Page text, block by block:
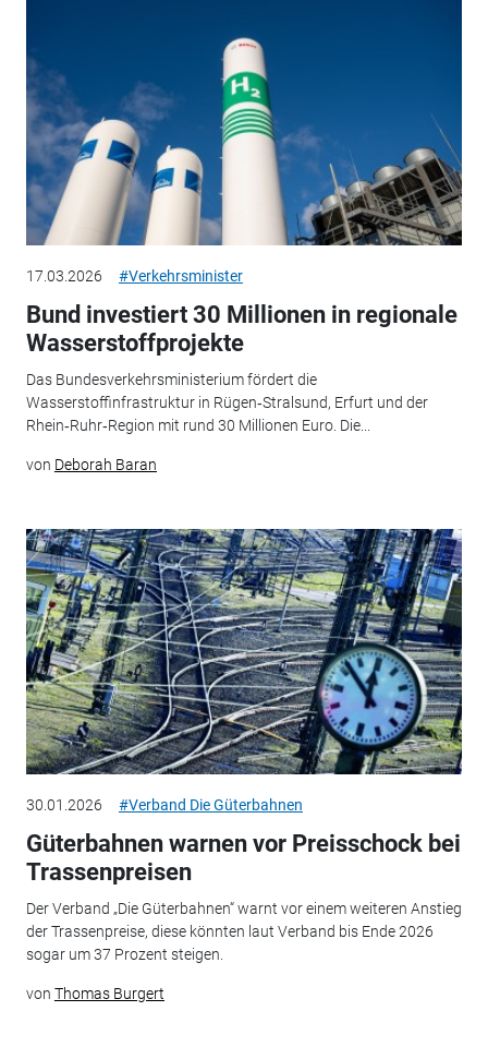
17.03.2026 #Verkehrsminister
Bund investiert 30 Millionen in regionale
Wasserstoffprojekte
Das Bundesverkehrsministerium fördert die
Wasserstoffinfrastruktur in Rügen‑Stralsund, Erfurt und der
Rhein‑Ruhr‑Region mit rund 30 Millionen Euro. Die...
von Deborah Baran
30.01.2026 #Verband Die Güterbahnen
Güterbahnen warnen vor Preisschock bei
Trassenpreisen
Der Verband „Die Güterbahnen“ warnt vor einem weiteren Anstieg
der Trassenpreise, diese könnten laut Verband bis Ende 2026
sogar um 37 Prozent steigen.
von Thomas Burgert